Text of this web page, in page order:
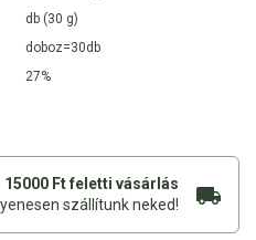
db (30 g)
doboz=30db
27%
15000 Ft feletti vásárlás
szállítunk neked!